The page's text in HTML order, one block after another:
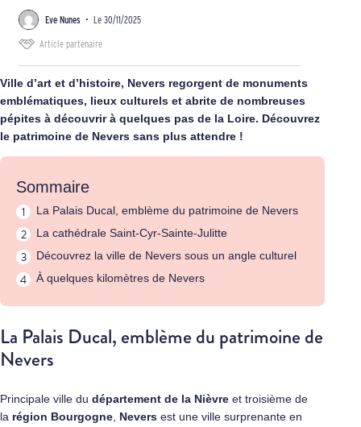
Eve Nunes • Le 30/11/2025
Article partenaire
Ville d’art et d’histoire, Nevers regorgent de monuments
emblématiques, lieux culturels et abrite de nombreuses
pépites à découvrir à quelques pas de la Loire. Découvrez
le patrimoine de Nevers sans plus attendre !
Sommaire
La Palais Ducal, emblème du patrimoine de Nevers
La cathédrale Saint-Cyr-Sainte-Julitte
Découvrez la ville de Nevers sous un angle culturel
À quelques kilomètres de Nevers
La Palais Ducal, emblème du patrimoine de
Nevers
Principale ville du département de la Nièvre et troisième de
la région Bourgogne, Nevers est une ville surprenante en